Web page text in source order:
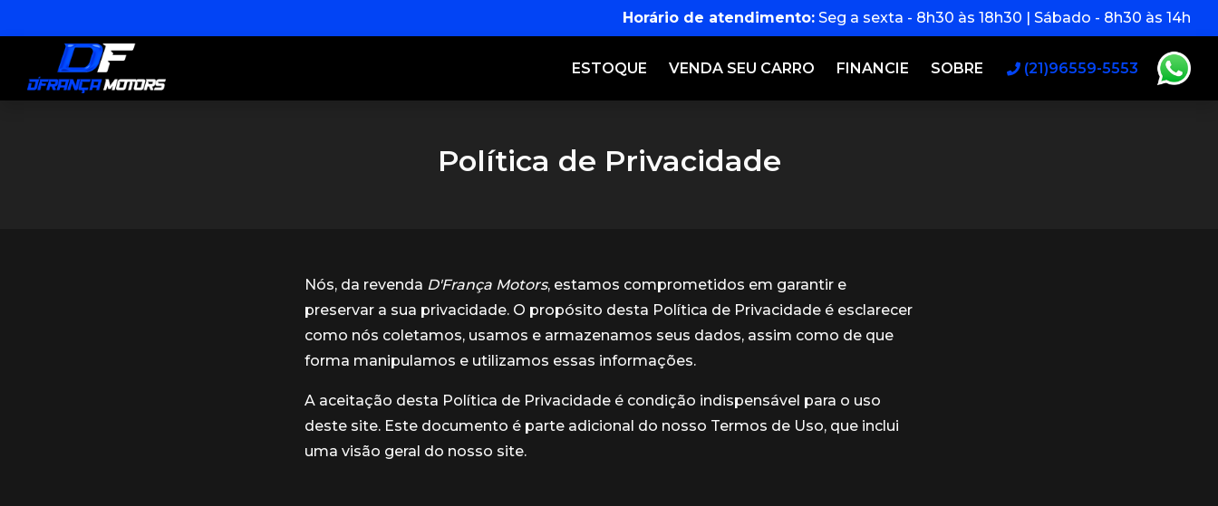
Horário de atendimento: Seg a sexta - 8h30 às 18h30 | Sábado - 8h30 às 14h
ESTOQUE VENDA SEU CARRO FINANCIE SOBRE (21)96559-5553
Política de Privacidade
Nós, da revenda D'França Motors, estamos comprometidos em garantir e
preservar a sua privacidade. O propósito desta Política de Privacidade é esclarecer
como nós coletamos, usamos e armazenamos seus dados, assim como de que
forma manipulamos e utilizamos essas informações.
A aceitação desta Política de Privacidade é condição indispensável para o uso
deste site. Este documento é parte adicional do nosso Termos de Uso, que inclui
uma visão geral do nosso site.